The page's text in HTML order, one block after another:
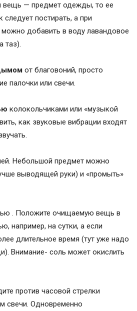
вещь — предмет одежды, то ее
постирать, а при
добавить в воду лавандовое
таз).
от благовоний, просто
палочки или свечи.
колокольчиками или «музыкой
как звуковые вибрации входят
Небольшой предмет можно
выводящей руки) и «промыть»
. Положите очищаемую вещь в
например, на сутки, а если
длительное время (тут уже надо
Внимание- соль может окислить
против часовой стрелки
свечи. Одновременно